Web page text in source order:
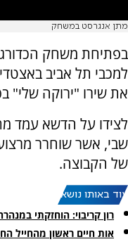
מתן אנגרסט במשחק
בפתיחת משחק
למכבי תל אביב
את שירו "ירוקה שלי"
לצידו על הדשא עמד
שבי, אשר שוחרר
של הקבוצה.
עוד באותו נושא:
רון קריבוי: הוחזקתי
אות חיים ראשון מהחייל